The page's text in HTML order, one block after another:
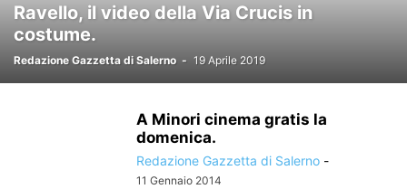
Ravello, il video della Via Crucis in
costume.
Redazione Gazzetta di Salerno - 19 Aprile 2019
A Minori cinema gratis la
domenica.
Redazione Gazzetta di Salerno -
11 Gennaio 2014